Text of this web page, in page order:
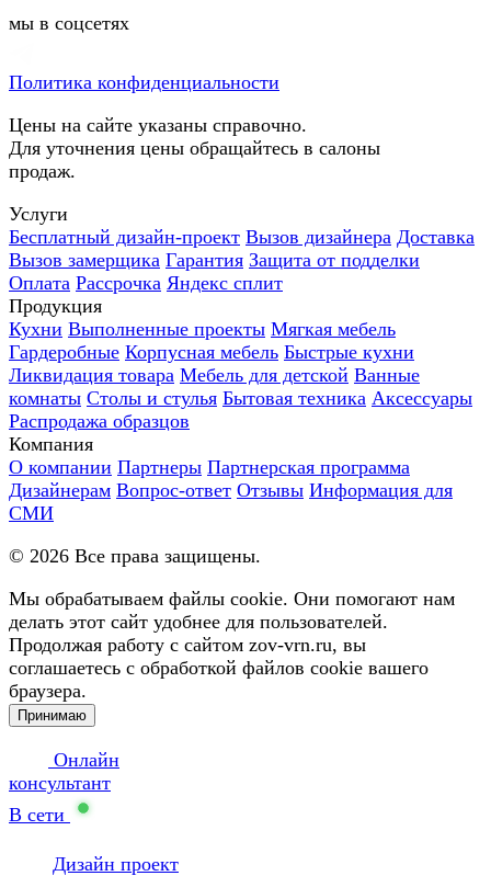
мы в соцсетях
Политика конфиденциальности
Цены на сайте указаны справочно.
Для уточнения цены обращайтесь в салоны
продаж.
Услуги
Бесплатный дизайн-проект Вызов дизайнера Доставка
Вызов замерщика Гарантия Защита от подделки
Оплата Рассрочка Яндекс сплит
Продукция
Кухни Выполненные проекты Мягкая мебель
Гардеробные Корпусная мебель Быстрые кухни
Ликвидация товара Мебель для детской Ванные
комнаты Столы и стулья Бытовая техника Аксессуары
Распродажа образцов
Компания
О компании Партнеры Партнерская программа
Дизайнерам Вопрос-ответ Отзывы Информация для
СМИ
© 2026 Все права защищены.
Мы обрабатываем файлы cookie. Они помогают нам
делать этот сайт удобнее для пользователей.
Продолжая работу с сайтом zov-vrn.ru, вы
соглашаетесь с обработкой файлов cookie вашего
браузера.
Принимаю
Онлайн
консультант
В сети
Дизайн проект